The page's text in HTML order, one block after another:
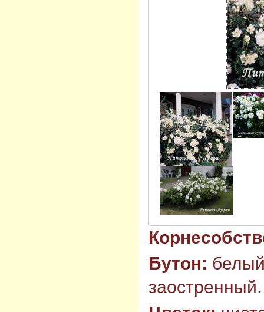
Бутон:
заостренный.